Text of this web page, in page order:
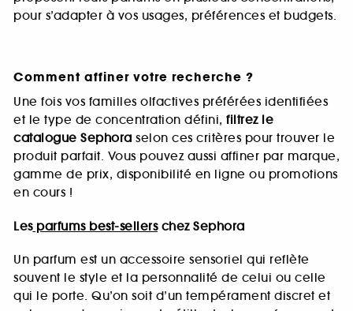
pour s’adapter à vos usages, préférences et budgets.
Comment affiner votre recherche ?
Une fois vos familles olfactives préférées identifiées
et le type de concentration défini, filtrez le
catalogue Sephora selon ces critères pour trouver le
produit parfait. Vous pouvez aussi affiner par marque,
gamme de prix, disponibilité en ligne ou promotions
en cours !
Lesparfums best-sellerschez Sephora
Un parfum est un accessoire sensoriel qui reflète
souvent le style et la personnalité de celui ou celle
qui le porte. Qu’on soit d’un tempérament discret et